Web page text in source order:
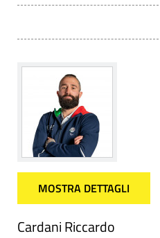
MOSTRA DETTAGLI
Cardani Riccardo